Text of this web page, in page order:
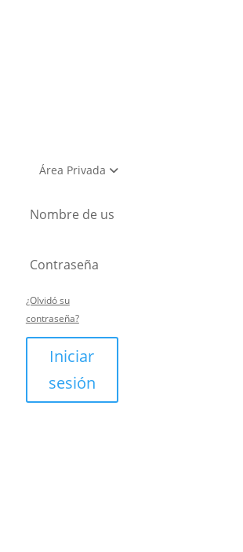
Área Privada
¿Olvidó su
contraseña?
Iniciar
sesión